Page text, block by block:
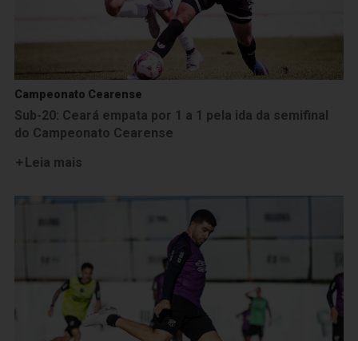
Campeonato Cearense
Sub-20: Ceará empata por 1 a 1 pela ida da semifinal
do Campeonato Cearense
Leia mais